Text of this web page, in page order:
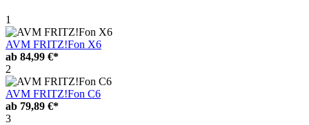
1
AVM FRITZ!Fon X6
ab 84,99 €*
2
AVM FRITZ!Fon C6
ab 79,89 €*
3